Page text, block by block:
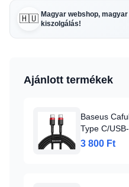
🇭🇺 Magyar webshop,
kiszolgálás!
Ajánlott termékek
Baseus
Type C/
20V 3A
3 800 Ft